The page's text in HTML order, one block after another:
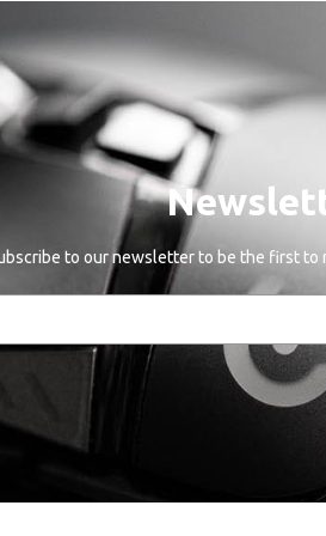
to our newsletter to be the first to